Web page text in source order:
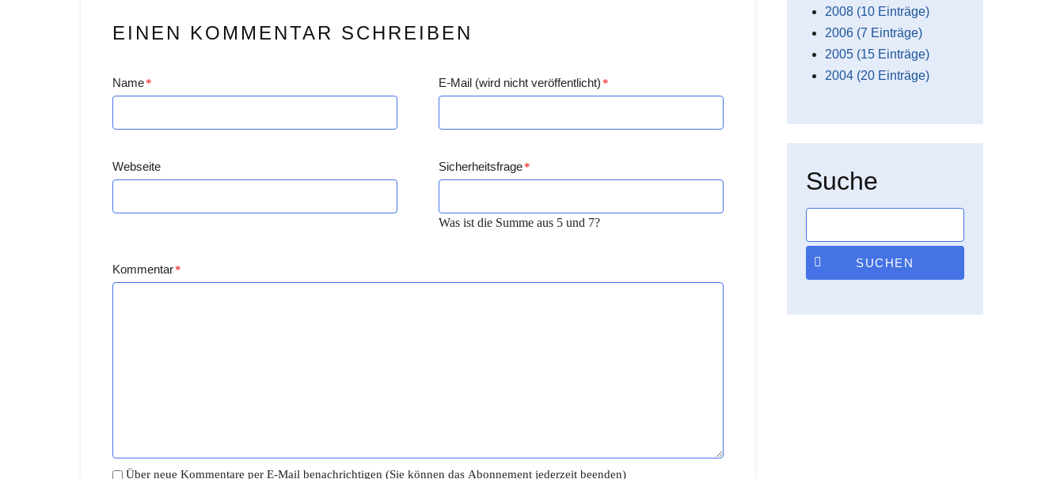
EINEN KOMMENTAR SCHREIBEN
Name* E-Mail (wird nicht veröffentlicht) *
Webseite Sicherheitsfrage *
Was ist die Summe aus 5 und 7?
Kommentar*
Über neue Kommentare per E-Mail benachrichtigen (Sie können das Abonnement jederzeit beenden)
2008 (10 Einträge)
2006 (7 Einträge)
2005 (15 Einträge)
2004 (20 Einträge)
Suche
SUCHEN